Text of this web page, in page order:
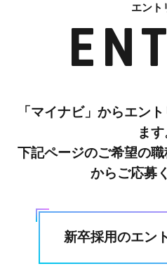
エント
「マイナビ」からエン
ます
下記ページのご希望の
からご応募
新卒採用のエン